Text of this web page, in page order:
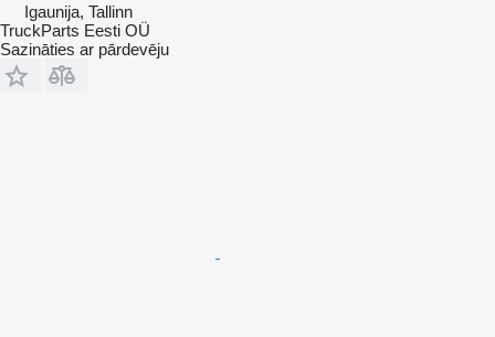
Igaunija, Tallinn
TruckParts Eesti OÜ
Sazināties ar pārdevēju